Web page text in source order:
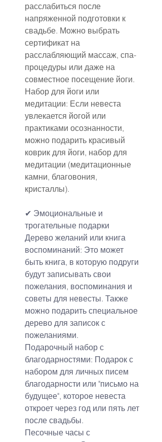
расслабиться после
напряженной подготовки к
свадьбе. Можно выбрать
сертификат на
расслабляющий массаж, спа-
процедуры или даже на
совместное посещение йоги.
Набор для йоги или
медитации: Если невеста
увлекается йогой или
практиками осознанности,
можно подарить красивый
коврик для йоги, набор для
медитации (медитационные
камни, благовония,
кристаллы).
✔ Эмоциональные и
трогательные подарки
Дерево желаний или книга
воспоминаний: Это может
быть книга, в которую подруги
будут записывать свои
пожелания, воспоминания и
советы для невесты. Также
можно подарить специальное
дерево для записок с
пожеланиями.
Подарочный набор с
благодарностями: Подарок с
набором для личных писем
благодарности или "письмо на
будущее", которое невеста
откроет через год или пять лет
после свадьбы.
Песочные часы с